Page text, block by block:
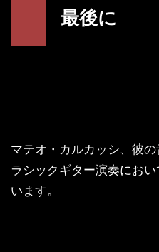
最後に
マテオ・カルカッシ、彼
ラシックギター演奏にお
います。